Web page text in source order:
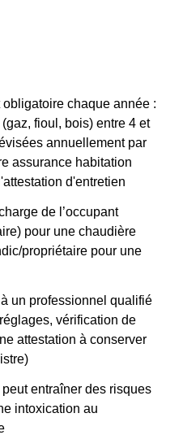
chaque année :
fioul, bois) entre 4 et
annuellement par
assurance habitation
d'entretien
de l’occupant
pour une chaudière
propriétaire pour une
un professionnel qualifié
vérification de
attestation à conserver
entraîner des risques
intoxication au